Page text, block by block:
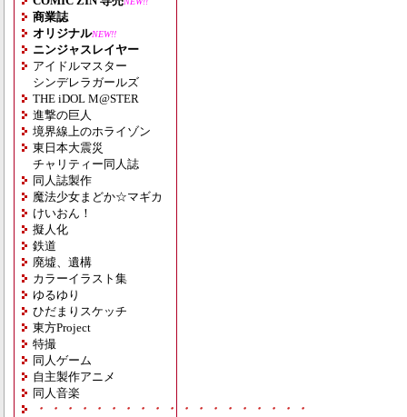
商業誌
オリジナルNEW!!
ニンジャスレイヤー
アイドルマスター
シンデレラガールズ
THE iDOL M@STER
進撃の巨人
境界線上のホライゾン
東日本大震災
チャリティー同人誌
同人誌製作
魔法少女まどか☆マギカ
けいおん！
擬人化
鉄道
廃墟、遺構
カラーイラスト集
ゆるゆり
ひだまりスケッチ
東方Project
特撮
同人ゲーム
自主製作アニメ
同人音楽
・・・・・・・・・・・・・・・・・・・